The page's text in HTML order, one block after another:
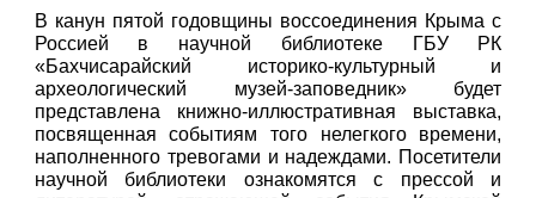
В канун пятой годовщины воссоединения Крыма с
Россией в научной библиотеке ГБУ РК
«Бахчисарайский историко-культурный и
археологический музей-заповедник» будет
представлена книжно-иллюстративная выставка,
посвященная событиям того нелегкого времени,
наполненного тревогами и надеждами. Посетители
научной библиотеки ознакомятся с прессой и